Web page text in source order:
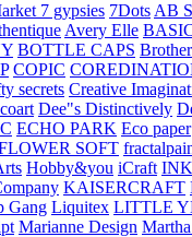
7 gypsies 7Dots AB
Avery Elle
BOTTLE CAPS Brother
COPIC
secrets Creative
Dee"s Distinctively
ECHO PARK Eco paper
SOFT
Hobby&you iCraft
KAISERCRAFT
Gang Liquitex LITTLE
Marianne Design